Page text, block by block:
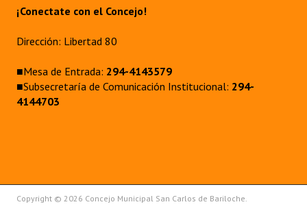
¡Conectate con el Concejo!
Dirección: Libertad 80
■Mesa de Entrada: 294-4143579
■Subsecretaría de Comunicación Institucional: 294-
4144703
Copyright © 2026 Concejo Municipal San Carlos de Bariloche.